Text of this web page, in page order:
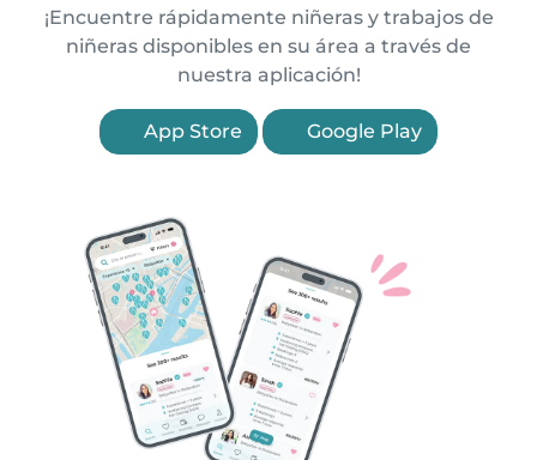
¡Encuentre rápidamente niñeras y trabajos de
niñeras disponibles en su área a través de
nuestra aplicación!
App Store Google Play